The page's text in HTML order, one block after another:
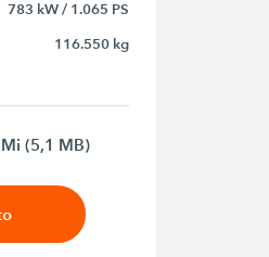
783 kW / 1.065 PS
116.550 kg
(5,1 MB)